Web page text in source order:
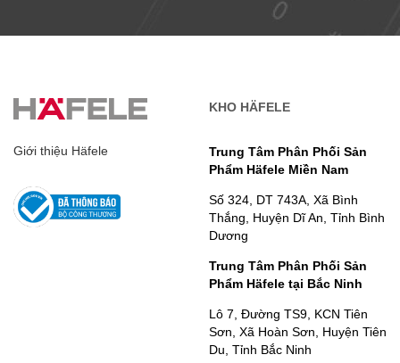
Giới thiệu Häfele
KHO HÄFELE
Trung Tâm Phân Phối Sản
Phẩm Häfele Miền Nam
Số 324, DT 743A, Xã Bình
Thắng, Huyện Dĩ An, Tỉnh Bình
Dương
Trung Tâm Phân Phối Sản
Phẩm Häfele tại Bắc Ninh
Lô 7, Đường TS9, KCN Tiên
Sơn, Xã Hoàn Sơn, Huyện Tiên
Du, Tỉnh Bắc Ninh